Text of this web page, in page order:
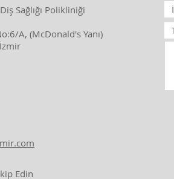
Sabit protezin yapılma
aşamaları şu adımları
Muayene ve
adım, diş hekiminin
Sağlığı Polikliniği
A, (McDonald's Yanı)
Edin